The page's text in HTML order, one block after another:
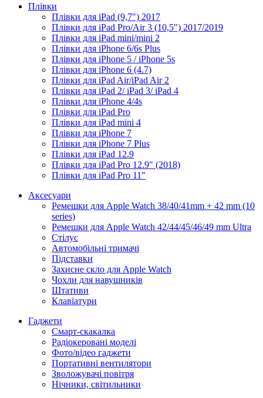
Плівки
Плівки для iPad (9,7") 2017
Плівки для iPad Pro/Air 3 (10,5") 2017/2019
Плівки для iPad mini/mini 2
Плівки для iPhone 6/6s Plus
Плівки для iPhone 5 / iPhone 5s
Плівки для iPhone 6 (4.7)
Плівки для iPad Air/iPad Air 2
Плівки для iPad 2/ iPad 3/ iPad 4
Плівки для iPhone 4/4s
Плівки для iPad Pro
Плівки для iPad mini 4
Плівки для iPhone 7
Плівки для iPhone 7 Plus
Плівки для iPad 12.9
Плівки для iPad Pro 12.9" (2018)
Плівки для iPad Pro 11"
Аксесуари
Ремешки для Apple Watch 38/40/41mm + 42 mm (10
series)
Ремешки для Apple Watch 42/44/45/46/49 mm Ultra
Стілус
Автомобільні тримачі
Підставки
Захисне скло для Apple Watch
Чохли для навушників
Штативи
Клавіатури
Гаджети
Смарт-скакалка
Радіокеровані моделі
Фото/відео гаджети
Портативні вентилятори
Зволожувачі повітря
Нічники, світильники